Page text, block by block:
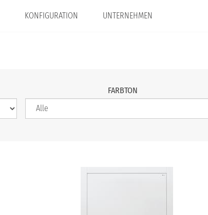
KONFIGURATION UNTERNEHMEN
FARBTON